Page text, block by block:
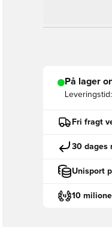
På lager
Leveringstid:
Fri fragt
30 dages
Unisport
10